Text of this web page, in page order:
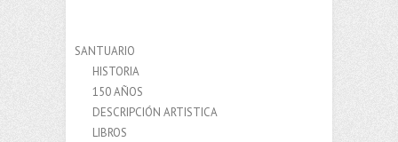
SANTUARIO
HISTORIA
150 AÑOS
DESCRIPCIÓN ARTISTICA
LIBROS